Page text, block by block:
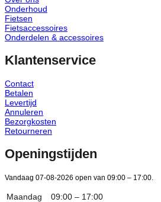
Onderhoud
Fietsen
Fietsaccessoires
Onderdelen & accessoires
Klantenservice
Contact
Betalen
Levertijd
Annuleren
Bezorgkosten
Retourneren
Openingstijden
Vandaag 07-08-2026 open van 09:00 – 17:00.
Maandag
09:00 – 17:00